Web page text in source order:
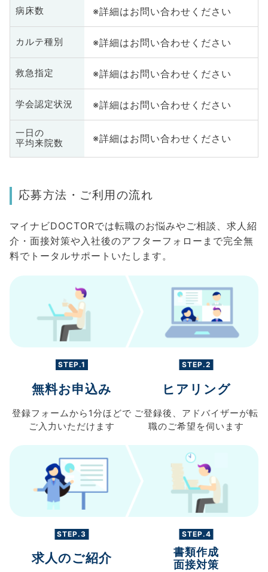
病床数 ※詳細はお問い合わせください
カルテ種別 ※詳細はお問い合わせください
救急指定 ※詳細はお問い合わせください
学会認定状況 ※詳細はお問い合わせください
一日の
平均来院数
※詳細はお問い合わせください
応募方法・ご利用の流れ
マイナビDOCTORでは転職のお悩みやご相談、求人紹
介・面接対策や入社後のアフターフォローまで完全無
料でトータルサポートいたします。
STEP.1
無料お申込み
登録フォームから 1分ほどで
ご入力 いただけます
STEP.2
ヒアリング
ご登録後、 アドバイザーが転
職のご希望を伺います
STEP.3
求人のご紹介
STEP.4
書類作成
面接対策